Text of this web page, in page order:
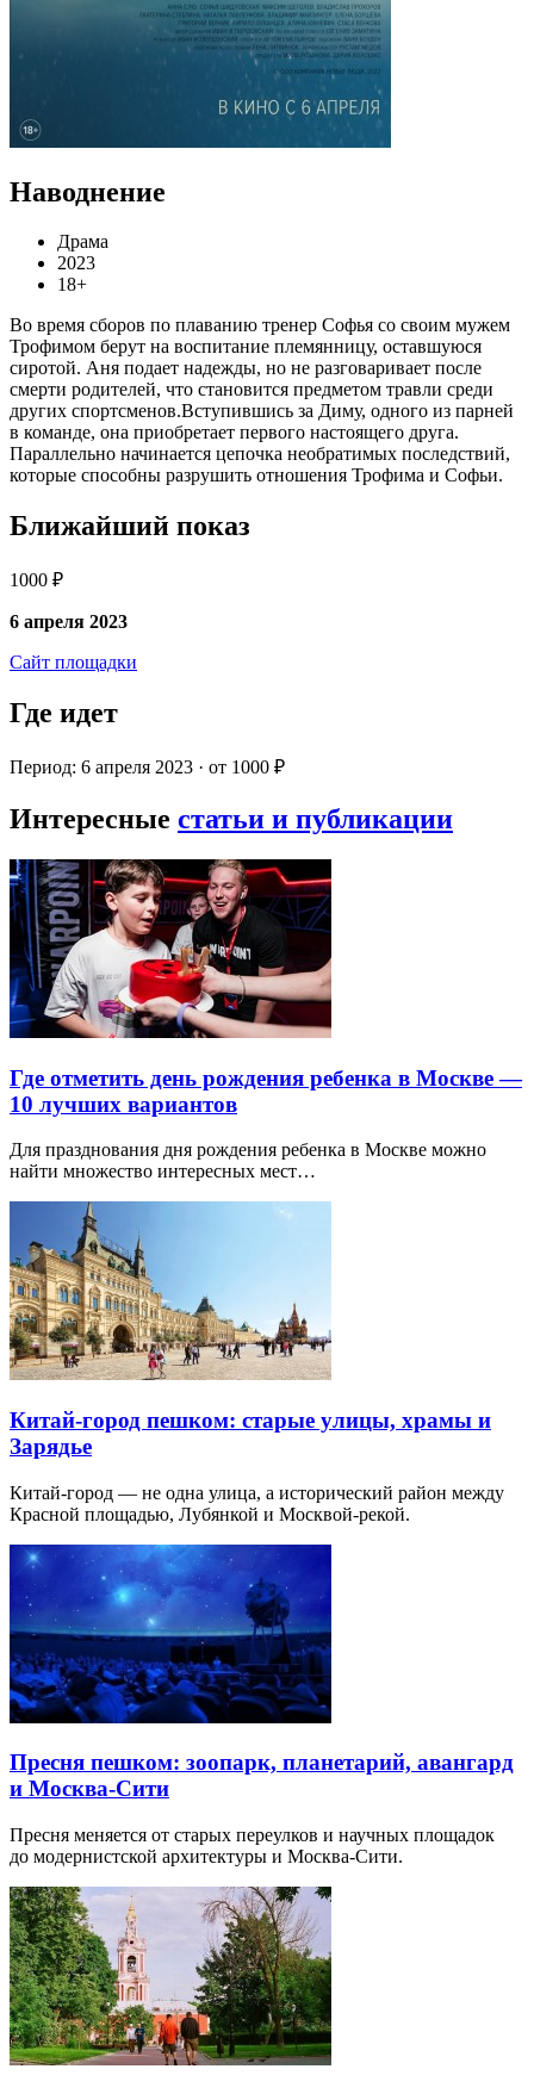
Наводнение
Драма
2023
18+
Во время сборов по плаванию тренер Софья со своим мужем
Трофимом берут на воспитание племянницу, оставшуюся
сиротой. Аня подает надежды, но не разговаривает после
смерти родителей, что становится предметом травли среди
других спортсменов.Вступившись за Диму, одного из парней
в команде, она приобретает первого настоящего друга.
Параллельно начинается цепочка необратимых последствий,
которые способны разрушить отношения Трофима и Софьи.
Ближайший показ
1000 ₽
6 апреля 2023
Сайт площадки
Где идет
Период: 6 апреля 2023 · от 1000 ₽
Интересные статьи и публикации
Где отметить день рождения ребенка в Москве —
10 лучших вариантов
Для празднования дня рождения ребенка в Москве можно
найти множество интересных мест…
Китай-город пешком: старые улицы, храмы и
Зарядье
Китай-город — не одна улица, а исторический район между
Красной площадью, Лубянкой и Москвой-рекой.
Пресня пешком: зоопарк, планетарий, авангард
и Москва-Сити
Пресня меняется от старых переулков и научных площадок
до модернистской архитектуры и Москва-Сити.